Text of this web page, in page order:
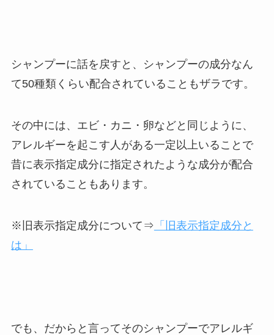
シャンプーに話を戻すと、シャンプーの成分なん
て50種類くらい配合されていることもザラです。
その中には、エビ・カニ・卵などと同じように、
アレルギーを起こす人がある一定以上いることで
昔に表示指定成分に指定されたような成分が配合
されていることもあります。
※旧表示指定成分について⇒ 「旧表示指定成分と
は」
でも、だからと言ってそのシャンプーでアレルギ